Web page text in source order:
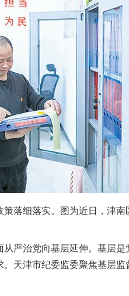
细落实。图为近日，津南
治党向基层延伸。基层是
天津市纪委监委聚焦基层